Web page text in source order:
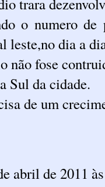
trara
o numero de
leste,no dia a
não fose
Sul da cidade.
de um
abril de 2011